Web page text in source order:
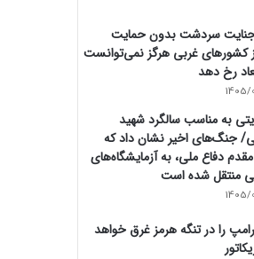
جنایت سردشت بدون حمایت
کشورهای غربی هرگز نمی‌توانست
رخ دهد
به مناسب سالگرد شهید
جنگ‌های اخیر نشان داد که
دفاع ملی، به آزمایشگاه‌های
منتقل شده است
را در تنگه هرمز غرق خواهد